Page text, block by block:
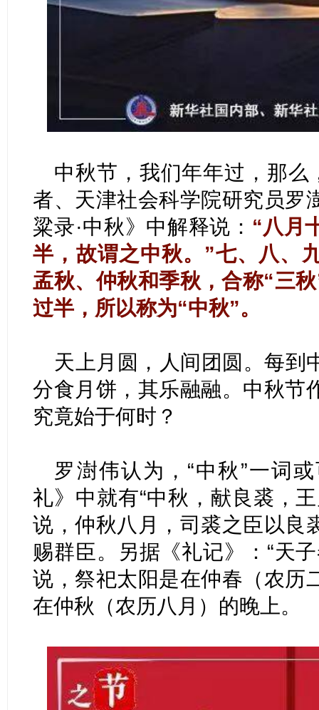
中秋节，我们年年过，那么
者、天津社会科学院研究员罗
粱录·中秋》中解释说： “八月
半，故谓之中秋。”七、八、
孟秋、仲秋和季秋，合称“三
过半，所以称为“中秋”。
天上月圆，人间团圆。每到
分食月饼，其乐融融。中秋节
究竟始于何时？
罗澍伟认为，“中秋”一词
礼》中就有“中秋，献良裘，
说，仲秋八月，司裘之臣以良
赐群臣。另据《礼记》：“天
说，祭祀太阳是在仲春（农历
在仲秋（农历八月）的晚上。